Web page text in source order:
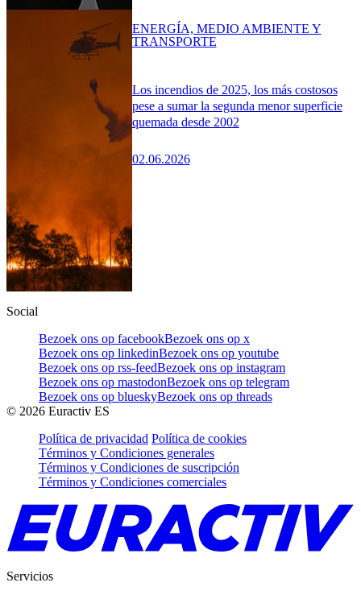
Los incendios de 2025, los más costosos
pese a sumar la segunda menor superficie
quemada desde 2002
02.06.2026
ENERGÍA, MEDIO AMBIENTE Y
TRANSPORTE
Social
Bezoek ons op facebookBezoek ons op x
Bezoek ons op linkedinBezoek ons op youtube
Bezoek ons op rss-feedBezoek ons op instagram
Bezoek ons op mastodonBezoek ons op telegram
Bezoek ons op blueskyBezoek ons op threads
© 2026 Euractiv ES
Política de privacidad Política de cookies
Términos y Condiciones generales
Términos y Condiciones de suscripción
Términos y Condiciones comerciales
Servicios